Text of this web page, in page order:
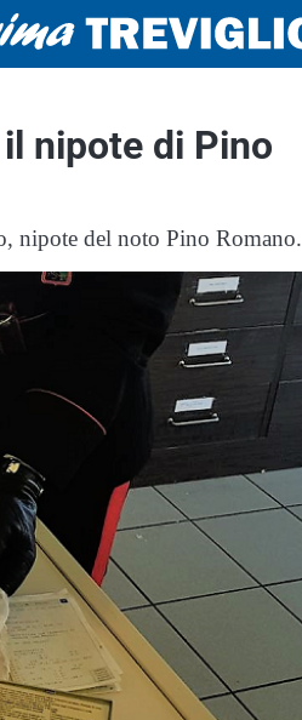
nipote di Pino
nipote del noto Pino Romano.